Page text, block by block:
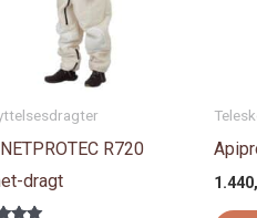
R720
dragt
vælges